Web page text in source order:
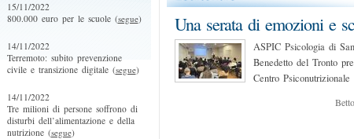
15/11/2022
800.000 euro per le scuole (segue)
14/11/2022
Terremoto: subito prevenzione
civile e transizione digitale (segue)
14/11/2022
Tre milioni di persone soffrono di
disturbi dell’alimentazione e della
nutrizione (segue)
Una serata di emozioni e
ASPIC Psicologia di San
Benedetto del Tronto
Centro Psiconutrizionale